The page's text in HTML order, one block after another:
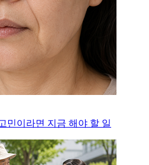
민이라면 지금 해야 할 일